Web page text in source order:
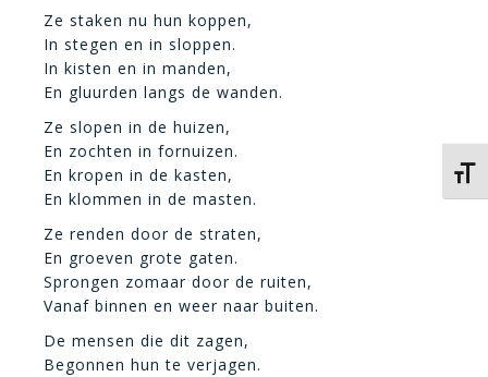
Ze staken nu hun koppen,
In stegen en in sloppen.
In kisten en in manden,
En gluurden langs de wanden.
Ze slopen in de huizen,
En zochten in fornuizen.
En kropen in de kasten,
En klommen in de masten.
Ze renden door de straten,
En groeven grote gaten.
Sprongen zomaar door de ruiten,
Vanaf binnen en weer naar buiten.
De mensen die dit zagen,
Begonnen hun te verjagen.